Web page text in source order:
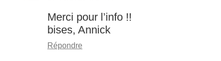
Merci pour l’info !!
bises, Annick
Répondre